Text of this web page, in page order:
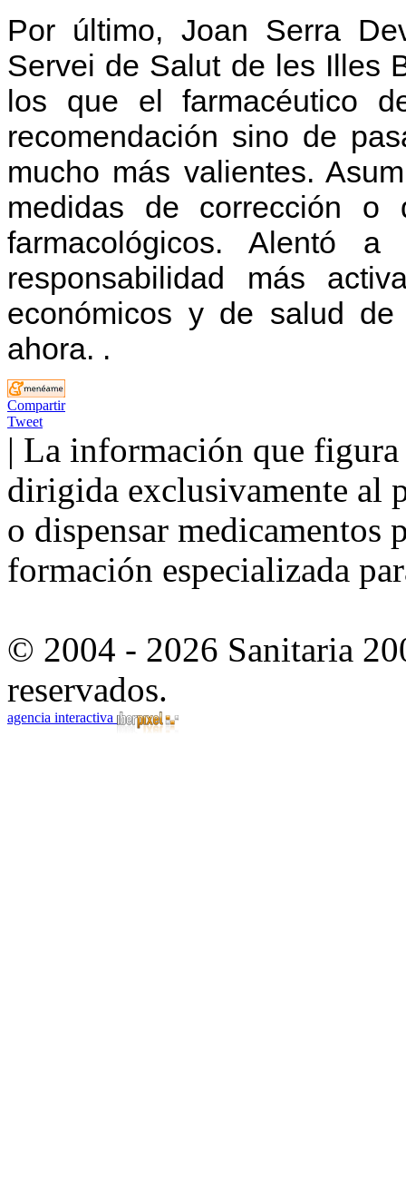
Por último, Joan Serra
Servei de Salut de les Illes
los que el farmacéutico
recomendación sino de
mucho más valientes.
medidas de corrección o
farmacológicos. Alentó
responsabilidad más
económicos y de salud
ahora. .
Compartir
Tweet
| La información que
dirigida exclusivamente al
o dispensar medicamentos
formación especializada
© 2004 - 2026 Sanitaria
reservados.
agencia interactiva